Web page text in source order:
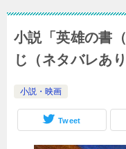
小説「英雄の書
じ（ネタバレあり
小説・映画
Tweet